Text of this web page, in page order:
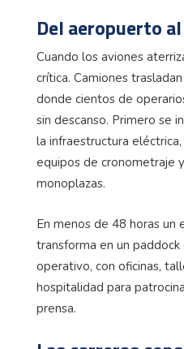
Del aeropuerto
Cuando los aviones
crítica. Camiones
donde cientos de
sin descanso. Primero se
la infraestructura
equipos de cronometraje
monoplazas.
En menos de 48 horas un
transforma en un
operativo, con oficinas,
hospitalidad para
prensa.